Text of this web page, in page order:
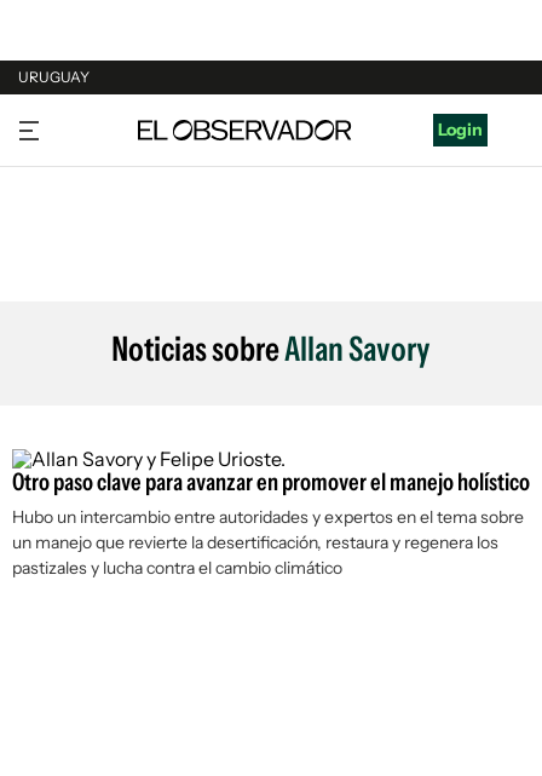
URUGUAY
URUGUAY
ARGENTINA
Login
Noticias sobreAllan Savory
Otro paso clave para avanzar en promover el manejo holístico
Hubo un intercambio entre autoridades y expertos en el tema sobre
un manejo que revierte la desertificación, restaura y regenera los
pastizales y lucha contra el cambio climático